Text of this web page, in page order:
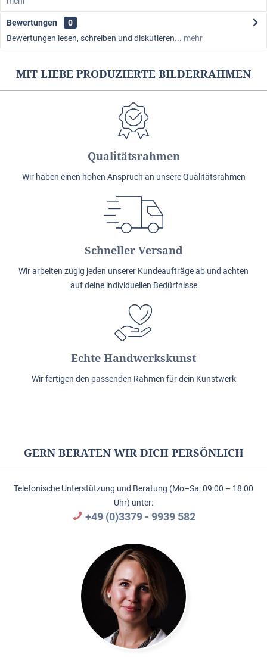
Bewertungen
0
Bewertungen lesen, schreiben und diskutieren... mehr
MIT LIEBE PRODUZIERTE BILDERRAHMEN
Qualitätsrahmen
Wir haben einen hohen Anspruch an unsere Qualitätsrahmen
Schneller Versand
Wir arbeiten zügig jeden unserer Kundeaufträge ab und achten
auf deine individuellen Bedürfnisse
Echte Handwerkskunst
Wir fertigen den passenden Rahmen für dein Kunstwerk
GERN BERATEN WIR DICH PERSÖNLICH
Telefonische Unterstützung und Beratung (Mo–Sa: 09:00 – 18:00
Uhr) unter:
+49 (0)3379 - 9939 582